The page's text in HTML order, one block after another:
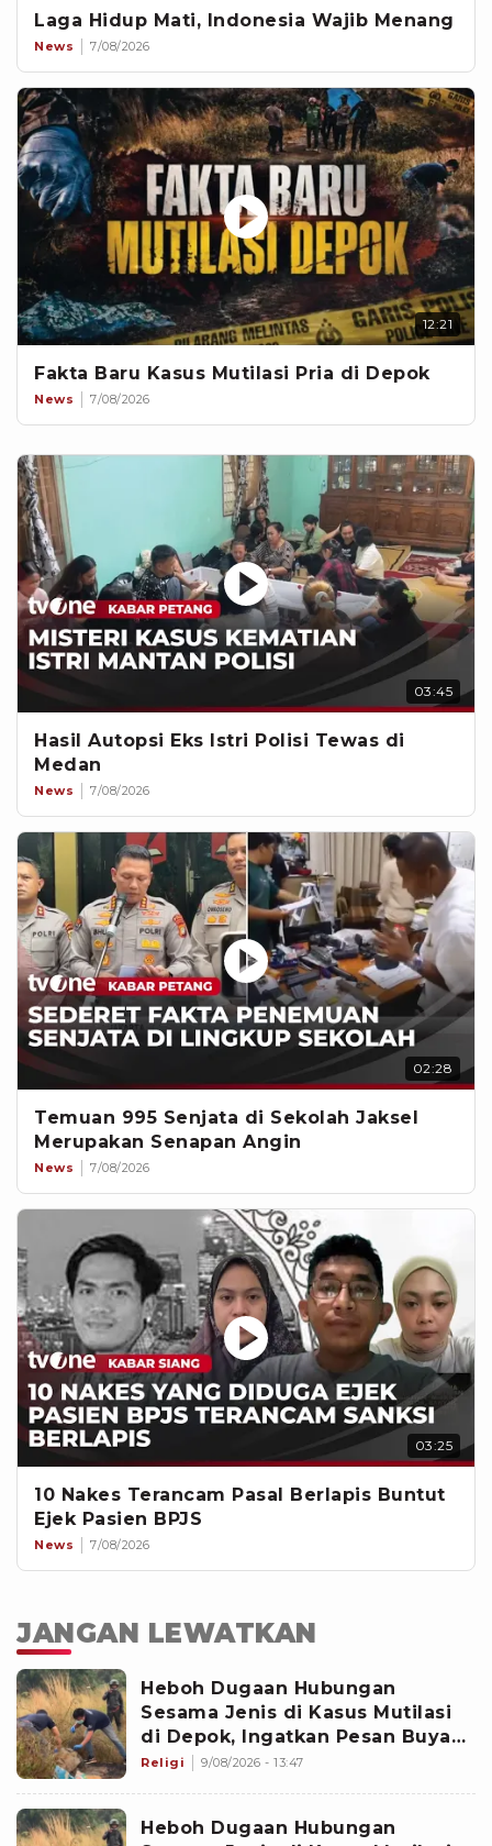
Laga Hidup Mati, Indonesia Wajib Menang
News 7/08/2026
12:21
Fakta Baru Kasus Mutilasi Pria di Depok
News 7/08/2026
03:45
Hasil Autopsi Eks Istri Polisi Tewas di
Medan
News 7/08/2026
02:28
Temuan 995 Senjata di Sekolah Jaksel
Merupakan Senapan Angin
News 7/08/2026
03:25
10 Nakes Terancam Pasal Berlapis Buntut
Ejek Pasien BPJS
News 7/08/2026
JANGAN LEWATKAN
Heboh Dugaan Hubungan
Sesama Jenis di Kasus Mutilasi
di Depok, Ingatkan Pesan Buya
Yahya soal Taubat
Religi 9/08/2026 - 13:47
Heboh Dugaan Hubungan